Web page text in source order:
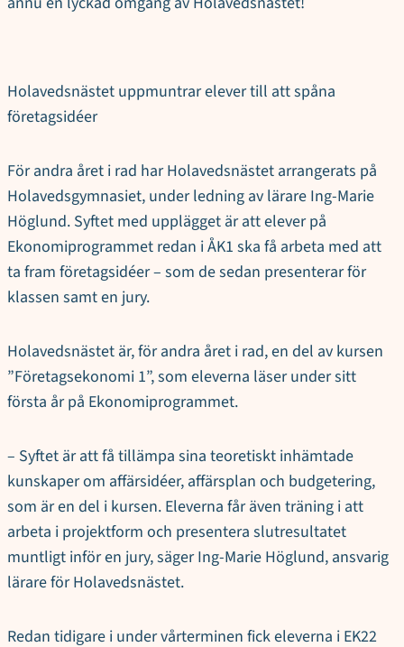
Holavedsnästet uppmuntrar elever till att spåna
företagsidéer
För andra året i rad har Holavedsnästet arrangerats på
Holavedsgymnasiet, under ledning av lärare Ing-Marie
Höglund. Syftet med upplägget är att elever på
Ekonomiprogrammet redan i ÅK1 ska få arbeta med att
ta fram företagsidéer – som de sedan presenterar för
klassen samt en jury.
Holavedsnästet är, för andra året i rad, en del av kursen
”Företagsekonomi 1”, som eleverna läser under sitt
första år på Ekonomiprogrammet.
– Syftet är att få tillämpa sina teoretiskt inhämtade
kunskaper om affärsidéer, affärsplan och budgetering,
som är en del i kursen. Eleverna får även träning i att
arbeta i projektform och presentera slutresultatet
muntligt inför en jury, säger Ing-Marie Höglund, ansvarig
lärare för Holavedsnästet.
Redan tidigare i under vårterminen fick eleverna i EK22